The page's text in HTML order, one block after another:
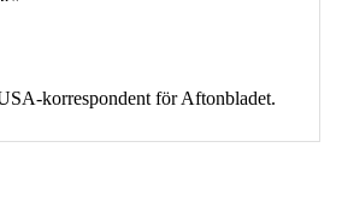
korrespondent för Aftonbladet.